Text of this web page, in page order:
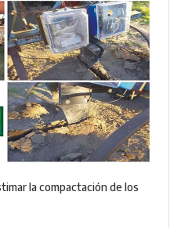
la compactación de los